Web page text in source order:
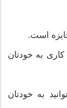
است.
به خودتان
به خودتان